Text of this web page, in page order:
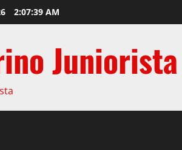
2:07:39 AM
Juniorista